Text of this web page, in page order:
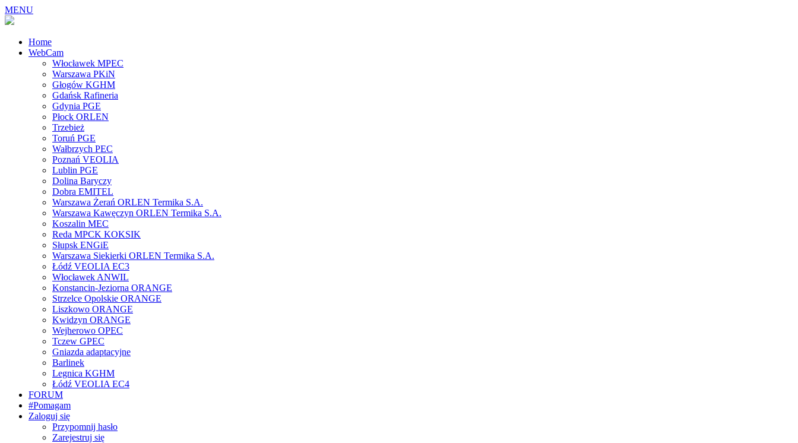
MENU
Home
WebCam
Włocławek MPEC
Warszawa PKiN
Głogów KGHM
Gdańsk Rafineria
Gdynia PGE
Płock ORLEN
Trzebież
Toruń PGE
Wałbrzych PEC
Poznań VEOLIA
Lublin PGE
Dolina Baryczy
Dobra EMITEL
Warszawa Żerań ORLEN Termika S.A.
Warszawa Kawęczyn ORLEN Termika S.A.
Koszalin MEC
Reda MPCK KOKSIK
Słupsk ENGiE
Warszawa Siekierki ORLEN Termika S.A.
Łódź VEOLIA EC3
Włocławek ANWIL
Konstancin-Jeziorna ORANGE
Strzelce Opolskie ORANGE
Liszkowo ORANGE
Kwidzyn ORANGE
Wejherowo OPEC
Tczew GPEC
Gniazda adaptacyjne
Barlinek
Legnica KGHM
Łódź VEOLIA EC4
FORUM
#Pomagam
Zaloguj się
Przypomnij hasło
Zarejestruj się